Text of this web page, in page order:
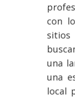
con los
sitios
buscan.
una
una
local